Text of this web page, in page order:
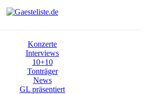
Konzerte
Interviews
10+10
Tonträger
News
GL präsentiert